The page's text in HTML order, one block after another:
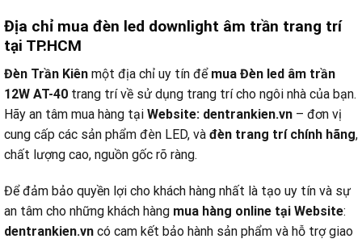
Địa chỉ mua đèn led downlight âm trần trang trí
tại TP.HCM
Đèn Trần Kiên một địa chỉ uy tín để mua Đèn led âm trần
12W AT-40 trang trí về sử dụng trang trí cho ngôi nhà của bạn.
Hãy an tâm mua hàng tại Website: dentrankien.vn – đơn vị
cung cấp các sản phẩm đèn LED, và đèn trang trí chính hãng,
chất lượng cao, nguồn gốc rõ ràng.
Để đảm bảo quyền lợi cho khách hàng nhất là tạo uy tín và sự
an tâm cho những khách hàng mua hàng online tại Website:
dentrankien.vn có cam kết bảo hành sản phẩm và hỗ trợ giao